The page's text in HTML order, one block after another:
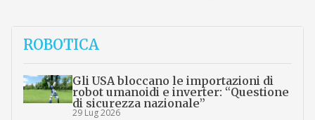
ROBOTICA
Gli USA bloccano le importazioni di
robot umanoidi e inverter: “Questione
di sicurezza nazionale”
29 Lug 2026